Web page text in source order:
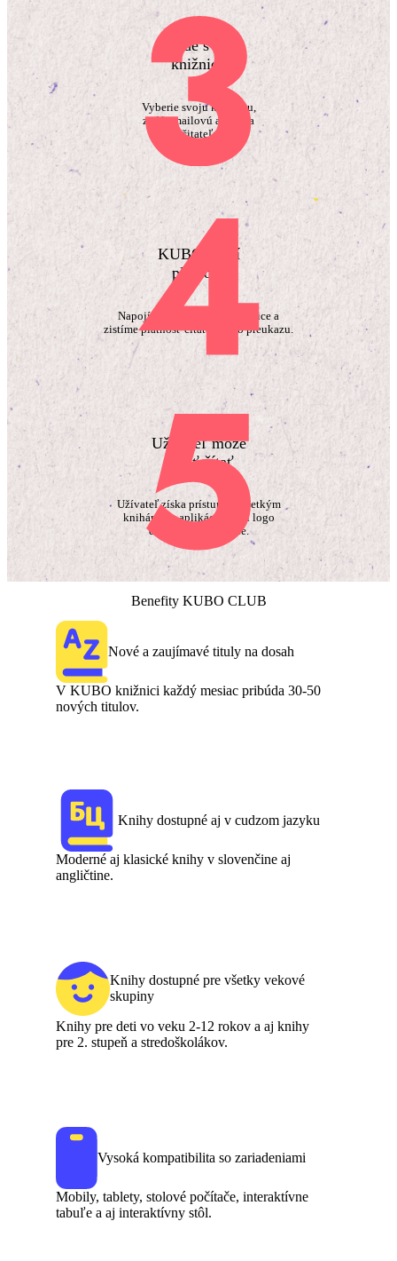
Nájde svoju
knižnicu
Vyberie svoju knižnicu,
zadá emailovú adresu a
číslo čitateľského
KUBO overí
platnosť
Napojíme sa na systém knižnice a
zistíme platnosť čitateľského preukazu.
Užívateľ môže
začať čítať
Užívateľ získa prístup ku všetkým
knihám a v aplikácii uvidí logo
domovskej knižnice.
Benefity KUBO CLUB
Nové a zaujímavé tituly na dosah
V KUBO knižnici každý mesiac pribúda 30-50
nových titulov.
Knihy dostupné aj v cudzom jazyku
Moderné aj klasické knihy v slovenčine aj
angličtine.
Knihy dostupné pre všetky vekové
skupiny
Knihy pre deti vo veku 2-12 rokov a aj knihy
pre 2. stupeň a stredoškolákov.
Vysoká kompatibilita so zariadeniami
Mobily, tablety, stolové počítače, interaktívne
tabuľe a aj interaktívny stôl.